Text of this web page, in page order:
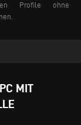
Profile ohne
MIT